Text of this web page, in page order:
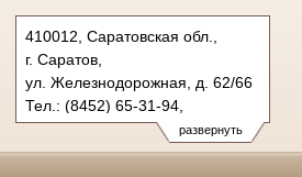
развернуть
410012, Саратовская обл.,
г. Саратов,
ул. Железнодорожная, д. 62/66
Тел.: (8452) 65-31-94,
(8452) 65-32-25, (8452) 65-32-
07